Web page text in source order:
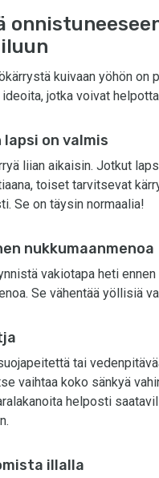
kuivaan yöhön on
jotka voivat
on valmis
liian aikaisin. Jotkut
toiset tarvitsevat
Se on täysin normaalia!
nukkumaanmenoa
vakiotapa heti ennen
Se vähentää yöllisiä
tai
vaihtaa koko sänkyä
helposti
illalla